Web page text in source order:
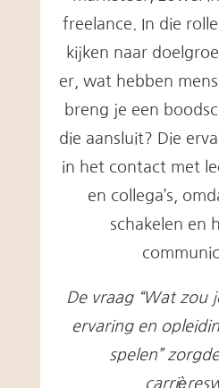
freelance. In die
kijken naar
er, wat hebben
breng je een
die aansluit? Die
in het contact met
en collega’s,
schakelen en
De vraag “Wat zou
ervaring en
spelen”